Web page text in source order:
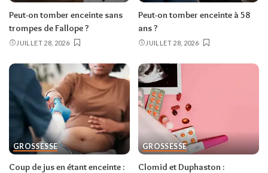
Peut-on tomber enceinte sans
trompes de Fallope ?
JUILLET 28, 2026
Peut-on tomber enceinte à 58
ans ?
JUILLET 28, 2026
GROSSESSE
Coup de jus en étant enceinte :
GROSSESSE
Clomid et Duphaston :